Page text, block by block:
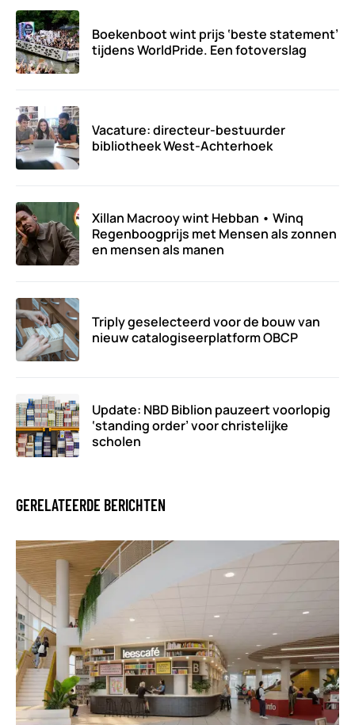
Boekenboot wint prijs ‘beste statement’
tijdens WorldPride. Een fotoverslag
Vacature: directeur-bestuurder
bibliotheek West-Achterhoek
Xillan Macrooy wint Hebban • Winq
Regenboogprijs met Mensen als zonnen
en mensen als manen
Triply geselecteerd voor de bouw van
nieuw catalogiseerplatform OBCP
Update: NBD Biblion pauzeert voorlopig
‘standing order’ voor christelijke
scholen
GERELATEERDE BERICHTEN